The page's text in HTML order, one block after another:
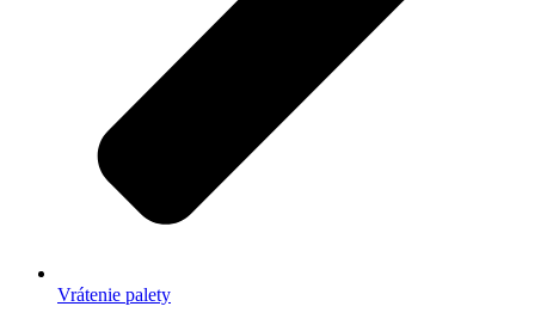
Vrátenie palety